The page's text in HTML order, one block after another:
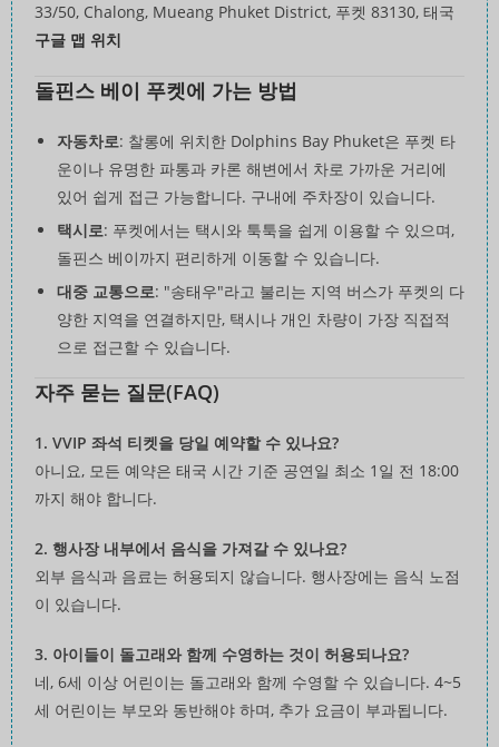
33/50, Chalong, Mueang Phuket District, 푸켓 83130, 태국
구글 맵 위치
돌핀스 베이 푸켓에 가는 방법
자동차로: 찰롱에 위치한 Dolphins Bay Phuket은 푸켓 타
운이나 유명한 파통과 카론 해변에서 차로 가까운 거리에
있어 쉽게 접근 가능합니다. 구내에 주차장이 있습니다.
택시로: 푸켓에서는 택시와 툭툭을 쉽게 이용할 수 있으며,
돌핀스 베이까지 편리하게 이동할 수 있습니다.
대중 교통으로: "송태우"라고 불리는 지역 버스가 푸켓의 다
양한 지역을 연결하지만, 택시나 개인 차량이 가장 직접적
으로 접근할 수 있습니다.
자주 묻는 질문(FAQ)
1. VVIP 좌석 티켓을 당일 예약할 수 있나요?
아니요, 모든 예약은 태국 시간 기준 공연일 최소 1일 전 18:00
까지 해야 합니다.
2. 행사장 내부에서 음식을 가져갈 수 있나요?
외부 음식과 음료는 허용되지 않습니다. 행사장에는 음식 노점
이 있습니다.
3. 아이들이 돌고래와 함께 수영하는 것이 허용되나요?
네, 6세 이상 어린이는 돌고래와 함께 수영할 수 있습니다. 4~5
세 어린이는 부모와 동반해야 하며, 추가 요금이 부과됩니다.